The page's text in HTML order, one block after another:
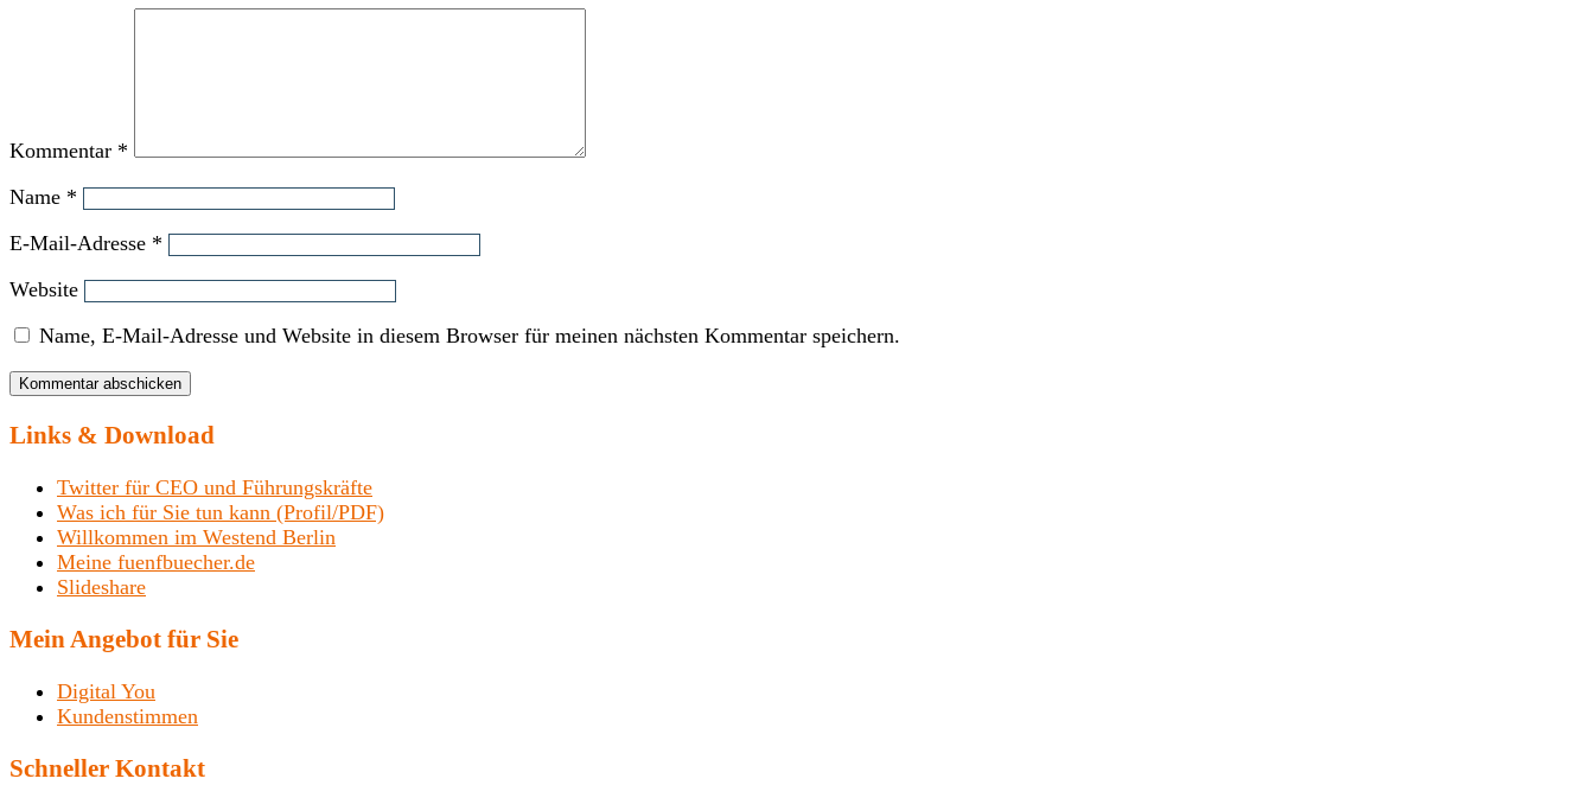
Kommentar *
Name *
E-Mail-Adresse *
Website
Name, E-Mail-Adresse und Website in diesem Browser für meinen nächsten Kommentar speichern.
Links & Download
Twitter für CEO und Führungskräfte
Was ich für Sie tun kann (Profil/PDF)
Willkommen im Westend Berlin
Meine fuenfbuecher.de
Slideshare
Mein Angebot für Sie
Digital You
Kundenstimmen
Schneller Kontakt